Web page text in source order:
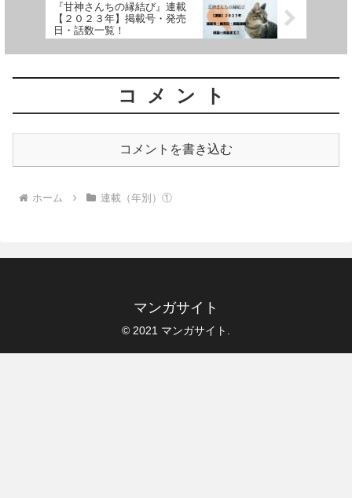
『甘神さんちの縁結び』連載
【２０２３年】掲載号・発売
日・話数一覧！
コメント
コメントを書き込む
ホーム 連載（年別）①
マンガサイト
© 2021 マンガサイト.